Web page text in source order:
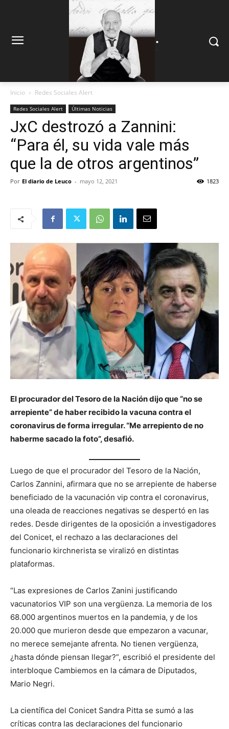
.
Inicio Redes Sociales Alert
Redes Sociales Alert Últimas Noticias
JxC destrozó a Zannini:
“Para él, su vida vale más
que la de otros argentinos”
Por El diario de Leuco - mayo 12, 2021 1823
El procurador del Tesoro de la Nación dijo que “no se
arrepiente” de haber recibido la vacuna contra el
coronavirus de forma irregular. “Me arrepiento de no
haberme sacado la foto”, desafió.
Luego de que el procurador del Tesoro de la Nación,
Carlos Zannini, afirmara que no se arrepiente de haberse
beneficiado de la vacunación vip contra el coronavirus,
una oleada de reacciones negativas se despertó en las
redes. Desde dirigentes de la oposición a investigadores
del Conicet, el rechazo a las declaraciones del
funcionario kirchnerista se viralizó en distintas
plataformas.
“Las expresiones de Carlos Zanini justificando
vacunatorios VIP son una vergüenza. La memoria de los
68.000 argentinos muertos en la pandemia, y de los
20.000 que murieron desde que empezaron a vacunar,
no merece semejante afrenta. No tienen vergüenza,
¿hasta dónde piensan llegar?”, escribió el presidente del
interbloque Cambiemos en la cámara de Diputados,
Mario Negri.
La científica del Conicet Sandra Pitta se sumó a las
críticas contra las declaraciones del funcionario